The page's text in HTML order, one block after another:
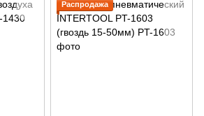
Распродажа